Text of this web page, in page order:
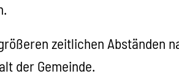
zeitlichen Abständen
der Gemeinde.